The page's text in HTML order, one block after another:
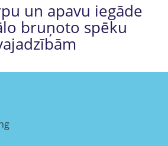
un apavu iegāde
bruņoto spēku